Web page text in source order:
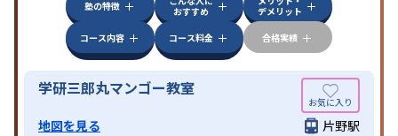
塾の特徴
おすすめ
デメリット
コース内容
コース料金 合格実績
学研三郎丸マンゴー教室
地図を見る
片野駅